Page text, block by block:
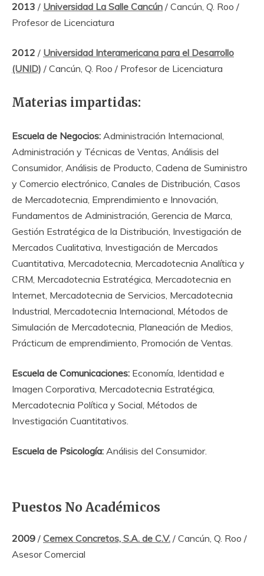
2013 / Universidad La Salle Cancún / Cancún, Q. Roo /
Profesor de Licenciatura
2012 / Universidad Interamericana para el Desarrollo
(UNID) / Cancún, Q. Roo / Profesor de Licenciatura
Materias impartidas:
Escuela de Negocios: Administración Internacional,
Administración y Técnicas de Ventas, Análisis del
Consumidor, Análisis de Producto, Cadena de Suministro
y Comercio electrónico, Canales de Distribución, Casos
de Mercadotecnia, Emprendimiento e Innovación,
Fundamentos de Administración, Gerencia de Marca,
Gestión Estratégica de la Distribución, Investigación de
Mercados Cualitativa, Investigación de Mercados
Cuantitativa, Mercadotecnia, Mercadotecnia Analítica y
CRM, Mercadotecnia Estratégica, Mercadotecnia en
Internet, Mercadotecnia de Servicios, Mercadotecnia
Industrial, Mercadotecnia Internacional, Métodos de
Simulación de Mercadotecnia, Planeación de Medios,
Prácticum de emprendimiento, Promoción de Ventas.
Escuela de Comunicaciones: Economía, Identidad e
Imagen Corporativa, Mercadotecnia Estratégica,
Mercadotecnia Política y Social, Métodos de
Investigación Cuantitativos.
Escuela de Psicología: Análisis del Consumidor.
Puestos No Académicos
2009 / Cemex Concretos, S.A. de C.V. / Cancún, Q. Roo /
Asesor Comercial